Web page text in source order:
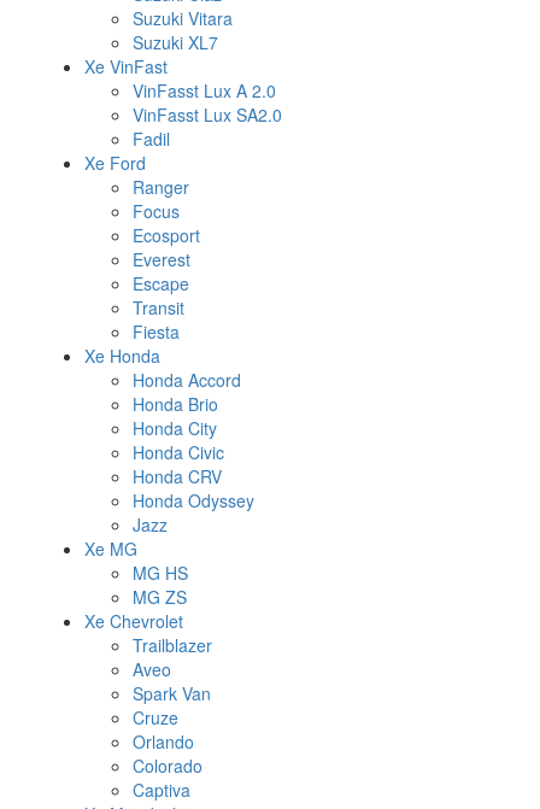
Suzuki Vitara
Suzuki XL7
Xe VinFast
VinFasst Lux A 2.0
VinFasst Lux SA2.0
Fadil
Xe Ford
Ranger
Focus
Ecosport
Everest
Escape
Transit
Fiesta
Xe Honda
Honda Accord
Honda Brio
Honda City
Honda Civic
Honda CRV
Honda Odyssey
Jazz
Xe MG
MG HS
MG ZS
Xe Chevrolet
Trailblazer
Aveo
Spark Van
Cruze
Orlando
Colorado
Captiva